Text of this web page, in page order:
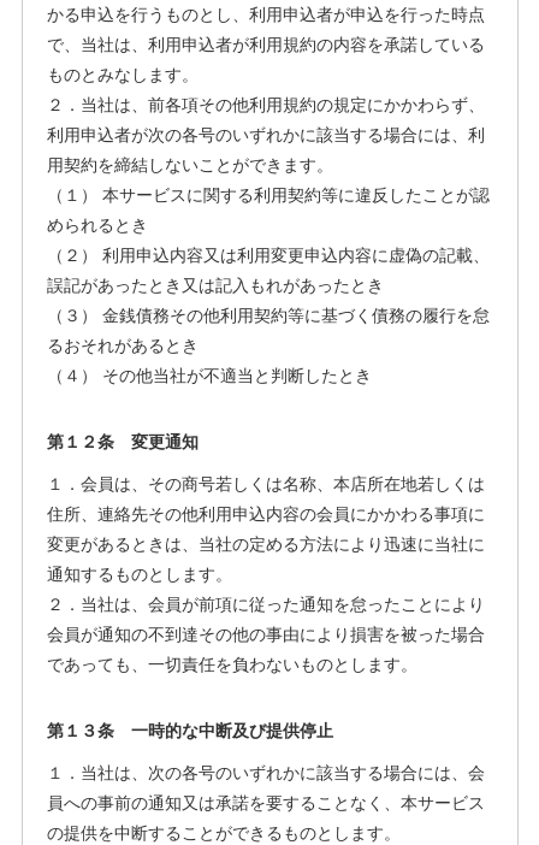
かる申込を行うものとし、利用申込者が申込を行った時点
で、当社は、利用申込者が利用規約の内容を承諾している
ものとみなします。
２．当社は、前各項その他利用規約の規定にかかわらず、
利用申込者が次の各号のいずれかに該当する場合には、利
用契約を締結しないことができます。
（１） 本サービスに関する利用契約等に違反したことが認
められるとき
（２） 利用申込内容又は利用変更申込内容に虚偽の記載、
誤記があったとき又は記入もれがあったとき
（３） 金銭債務その他利用契約等に基づく債務の履行を怠
るおそれがあるとき
（４） その他当社が不適当と判断したとき
第１２条 変更通知
１．会員は、その商号若しくは名称、本店所在地若しくは
住所、連絡先その他利用申込内容の会員にかかわる事項に
変更があるときは、当社の定める方法により迅速に当社に
通知するものとします。
２．当社は、会員が前項に従った通知を怠ったことにより
会員が通知の不到達その他の事由により損害を被った場合
であっても、一切責任を負わないものとします。
第１３条 一時的な中断及び提供停止
１．当社は、次の各号のいずれかに該当する場合には、会
員への事前の通知又は承諾を要することなく、本サービス
の提供を中断することができるものとします。